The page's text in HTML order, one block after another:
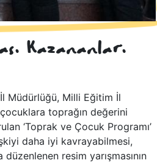
Kazananları
İl Müdürlüğü, Milli Eğitim İl
toprağın değerini
‘Toprak ve Çocuk Programı’
daha iyi kavrayabilmesi,
resim yarışmasının